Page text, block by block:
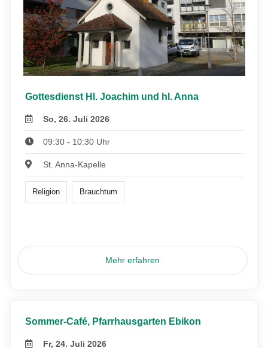
Gottesdienst Hl. Joachim und hl. Anna
So, 26. Juli 2026
09:30 - 10:30 Uhr
St. Anna-Kapelle
Religion Brauchtum
Mehr erfahren
Sommer-Café, Pfarrhausgarten Ebikon
Fr, 24. Juli 2026